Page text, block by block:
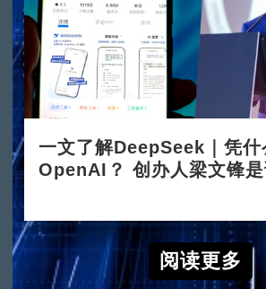
一文了解DeepSeek｜凭什
OpenAI？ 创办人梁文锋是
阅读更多